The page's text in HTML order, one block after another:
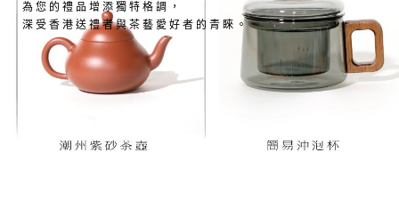
為您的禮品增添獨特格調，
深受香港送禮者與茶藝愛好者的青睞。